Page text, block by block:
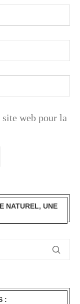
web pour la
NATUREL, UNE
: